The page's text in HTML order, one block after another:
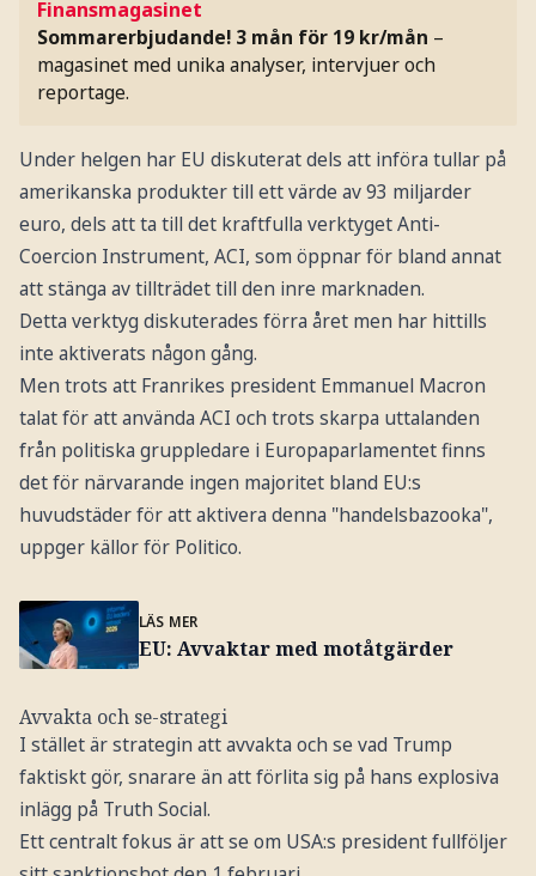
Finansmagasinet
Sommarerbjudande! 3 mån för 19 kr/mån –
magasinet med unika analyser, intervjuer och
reportage.
Under helgen har EU diskuterat dels att införa tullar på
amerikanska produkter till ett värde av 93 miljarder
euro, dels att ta till det kraftfulla verktyget Anti-
Coercion Instrument, ACI, som öppnar för bland annat
att stänga av tillträdet till den inre marknaden.
Detta verktyg diskuterades förra året men har hittills
inte aktiverats någon gång.
Men trots att Franrikes president Emmanuel Macron
talat för att använda ACI och trots skarpa uttalanden
från politiska gruppledare i Europaparlamentet finns
det för närvarande ingen majoritet bland EU:s
huvudstäder för att aktivera denna "handelsbazooka",
uppger källor för Politico.
LÄS MER
EU: Avvaktar med motåtgärder
Avvakta och se-strategi
I stället är strategin att avvakta och se vad Trump
faktiskt gör, snarare än att förlita sig på hans explosiva
inlägg på Truth Social.
Ett centralt fokus är att se om USA:s president fullföljer